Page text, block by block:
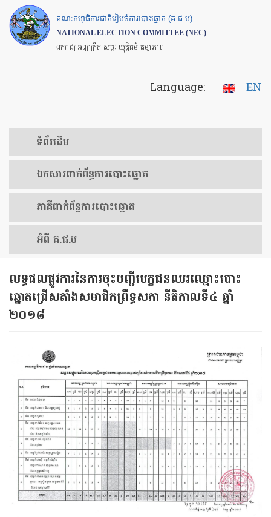
Skip
to
main
គណៈកម្មាធិការជាតិរៀបចំការបោះឆ្នោត (គ.ជ.ប)
NATIONAL ELECTION COMMITTEE (NEC)
ឯករាជ្យ អព្យាក្រឹត សច្ចៈ យុត្តិធម៌ តម្លាភាព
Language: EN
ទំព័រ​ដើម
ឯកសារ​ពាក់ព័ន្ធ​ការ​បោះឆ្នោត
​ភាគីពាក់ព័ន្ធ​​ការ​បោះឆ្នោត
អំពី គ.ជ.ប
លទ្ធផលផ្លូវការនៃការចុះ​បញ្ជី​បេក្ខជន​ឈរឈ្មោះបោះ​
ឆ្នោត​ជ្រើសតាំង​សមាជិក​ព្រឹទ្ធសភា នីតិកាលទី​៤ ឆ្នាំ​
២០១៨